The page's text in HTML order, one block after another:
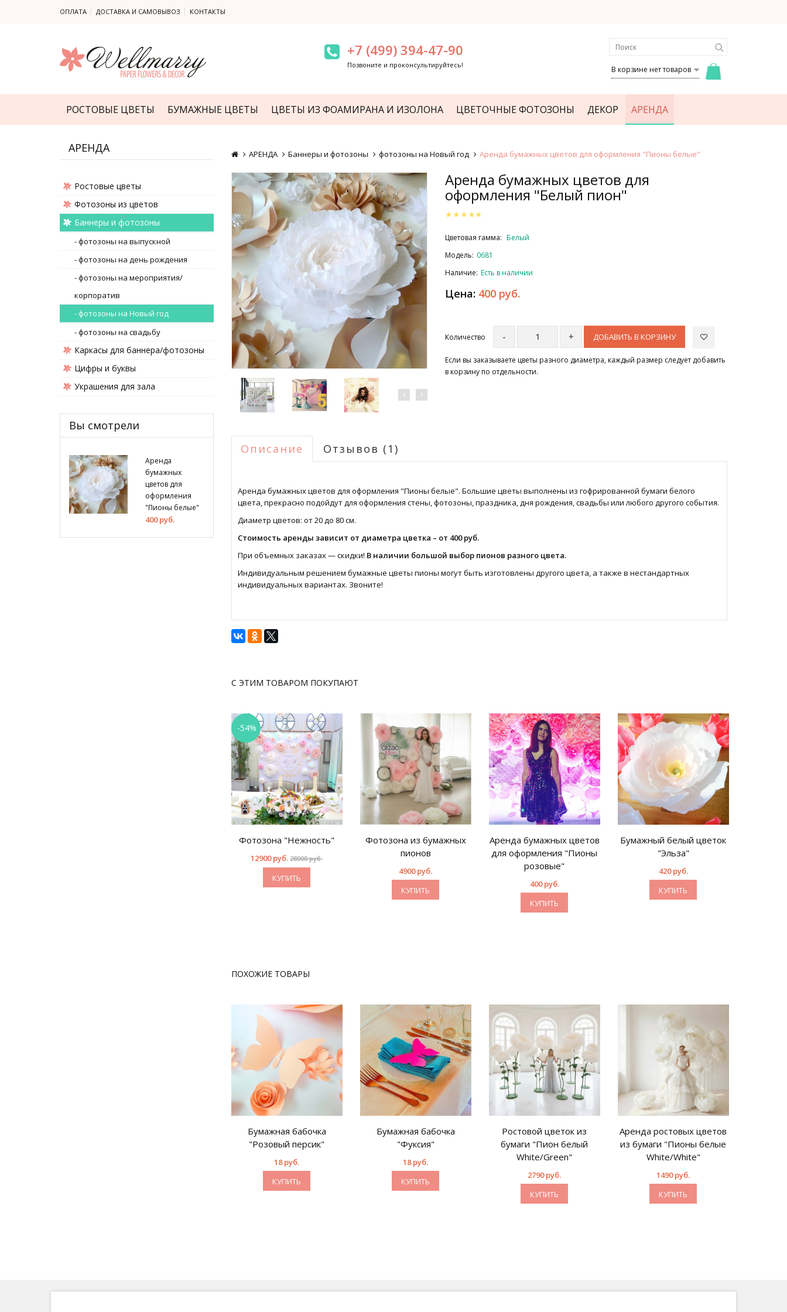
ОПЛАТА ДОСТАВКА И САМОВЫВОЗ КОНТАКТЫ
+7 (499) 394-47-90
Позвоните и проконсультируйтесь! В корзине нет товаров
РОСТОВЫЕ ЦВЕТЫ БУМАЖНЫЕ ЦВЕТЫ ЦВЕТЫ ИЗ ФОАМИРАНА И ИЗОЛОНА ЦВЕТОЧНЫЕ ФОТОЗОНЫ ДЕКОР АРЕНДА
АРЕНДА
Ростовые цветы
Фотозоны из цветов
Баннеры и фотозоны
- фотозоны на выпускной
- фотозоны на день рождения
- фотозоны на мероприятия/
корпоратив
- фотозоны на Новый год
- фотозоны на свадьбу
Каркасы для баннера/фотозоны
Цифры и буквы
Украшения для зала
Вы смотрели
Аренда
бумажных
цветов для
оформления
"Пионы белые"
400 руб.
АРЕНДА Баннеры и фотозоны фотозоны на Новый год Аренда бумажных цветов для оформления "Пионы белые"
Аренда бумажных цветов для
оформления "Белый пион"
Цветовая гамма: Белый
Модель: 0681
Наличие: Есть в наличии
Цена: 400 руб.
Количество ДОБАВИТЬ В КОРЗИНУ
Если вы заказываете цветы разного диаметра, каждый размер следует добавить
в корзину по отдельности.
Описание Отзывов (1)
Аренда бумажных цветов для оформления "Пионы белые". Большие цветы выполнены из гофрированной бумаги белого
цвета, прекрасно подойдут для оформления стены, фотозоны, праздника, дня рождения, свадьбы или любого другого события.
Диаметр цветов: от 20 до 80 см.
Стоимость аренды зависит от диаметра цветка – от 400 руб.
При объемных заказах — скидки! В наличии большой выбор пионов разного цвета.
Индивидуальным решением бумажные цветы пионы могут быть изготовлены другого цвета, а также в нестандартных
индивидуальных вариантах. Звоните!
С ЭТИМ ТОВАРОМ ПОКУПАЮТ
-54%
Фотозона "Нежность"
12900 руб. 28000 руб.
КУПИТЬ
Фотозона из бумажных
пионов
4900 руб.
КУПИТЬ
Аренда бумажных цветов
для оформления "Пионы
розовые"
400 руб.
КУПИТЬ
Бумажный белый цветок
"Эльза"
420 руб.
КУПИТЬ
ПОХОЖИЕ ТОВАРЫ
Бумажная бабочка
"Розовый персик"
18 руб.
КУПИТЬ
Бумажная бабочка
"Фуксия"
18 руб.
КУПИТЬ
Ростовой цветок из
бумаги "Пион белый
White/Green"
2790 руб.
КУПИТЬ
Аренда ростовых цветов
из бумаги "Пионы белые
White/White"
1490 руб.
КУПИТЬ